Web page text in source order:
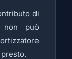
di
non può